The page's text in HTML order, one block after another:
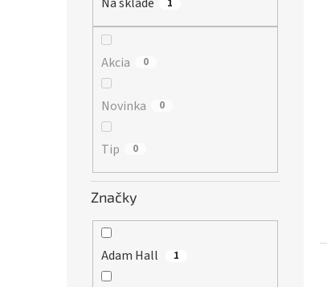
1
Akcia 0
Novinka 0
Tip 0
Značky
Adam Hall 1